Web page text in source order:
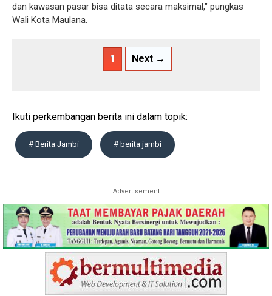
dan kawasan pasar bisa ditata secara maksimal," pungkas
Wali Kota Maulana.
1 Next →
Ikuti perkembangan berita ini dalam topik:
# Berita Jambi # berita jambi
Advertisement